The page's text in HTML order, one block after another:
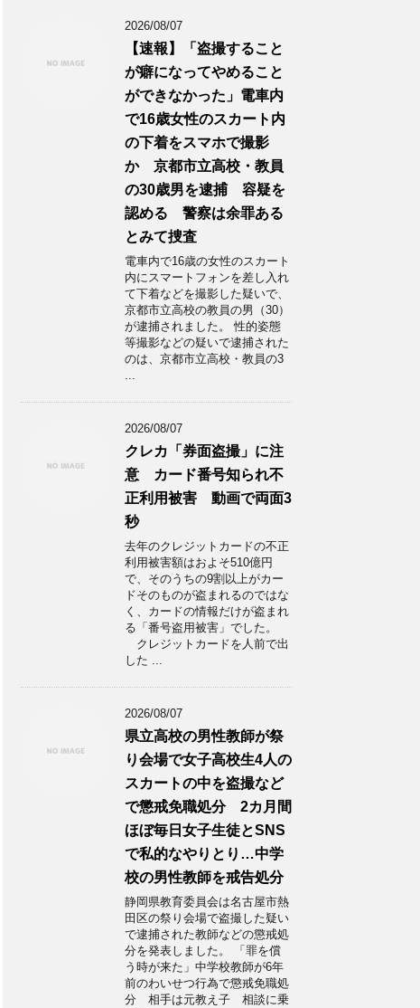
2026/08/07
【速報】「盗撮すること
が癖になってやめること
ができなかった」電車内
で16歳女性のスカート内
の下着をスマホで撮影
か 京都市立高校・教員
の30歳男を逮捕 容疑を
認める 警察は余罪ある
とみて捜査
電車内で16歳の女性のスカート
内にスマートフォンを差し入れ
て下着などを撮影した疑いで、
京都市立高校の教員の男（30）
が逮捕されました。 性的姿態
等撮影などの疑いで逮捕された
のは、京都市立高校・教員の3
...
2026/08/07
クレカ「券面盗撮」に注
意 カード番号知られ不
正利用被害 動画で両面3
秒
去年のクレジットカードの不正
利用被害額はおよそ510億円
で、そのうちの9割以上がカー
ドそのものが盗まれるのではな
く、カードの情報だけが盗まれ
る「番号盗用被害」でした。
クレジットカードを人前で出
した ...
2026/08/07
県立高校の男性教師が祭
り会場で女子高校生4人の
スカートの中を盗撮など
で懲戒免職処分 2カ月間
ほぼ毎日女子生徒とSNS
で私的なやりとり…中学
校の男性教師を戒告処分
静岡県教育委員会は名古屋市熱
田区の祭り会場で盗撮した疑い
で逮捕された教師などの懲戒処
分を発表しました。 「罪を償
う時が来た」中学校教師が6年
前のわいせつ行為で懲戒免職処
分 相手は元教え子 相談に乗